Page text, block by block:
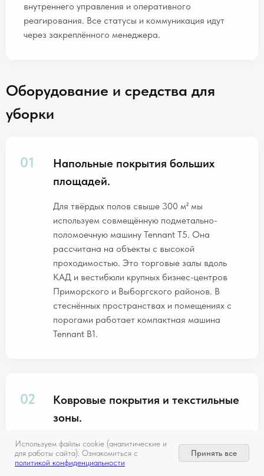
внутреннего управления и оперативного
реагирования. Все статусы и коммуникация идут
через закреплённого менеджера.
Оборудование и средства для
уборки
Напольные покрытия больших
площадей.
Для твёрдых полов свыше 300 м² мы
используем совмещённую подметально-
поломоечную машину Tennant T5. Она
рассчитана на объекты с высокой
проходимостью. Это торговые залы вдоль
КАД и вестибюли крупных бизнес-центров
Приморского и Выборгского районов. В
стеснённых пространствах и помещениях с
порогами работает компактная машина
Tennant B1.
Ковровые покрытия и текстильные
зоны.
Ежедневную сухую чистку мы проводим
профессиональными пылесосами Vileda
Professional. При плановой влажной
Используем файлы cookie (аналитические и
для работы сайта). Ознакомиться с
политикой конфиденциальности
Принять все